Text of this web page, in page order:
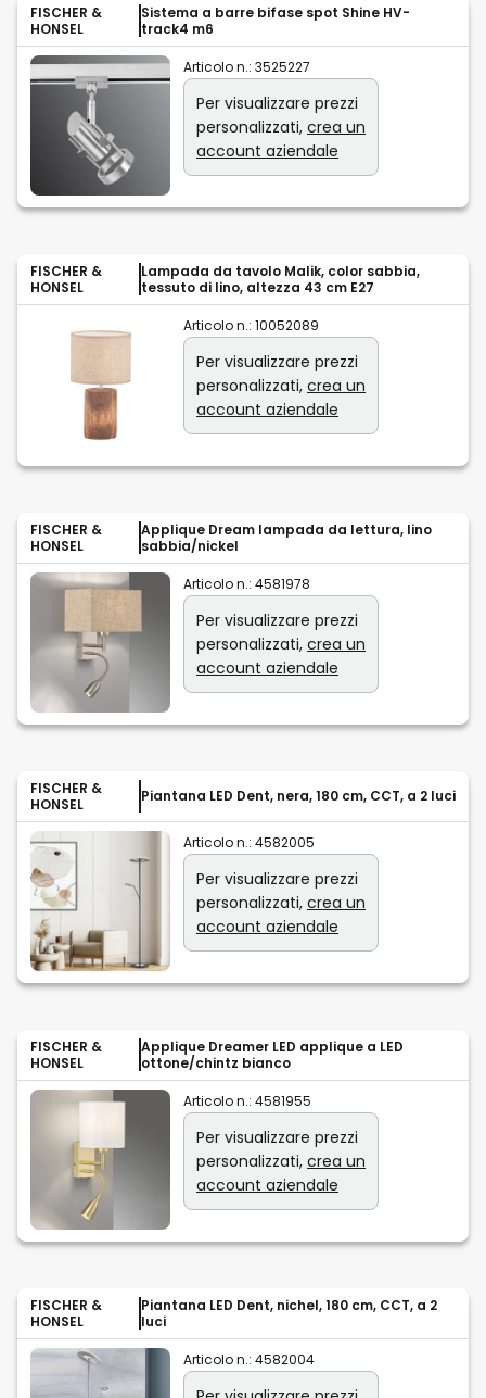
FISCHER &
HONSEL
Sistema a barre bifase spot Shine HV-
track4 m6
Articolo n.: 3525227
Per visualizzare prezzi
personalizzati, crea un
account aziendale
FISCHER &
HONSEL
Lampada da tavolo Malik, color sabbia,
tessuto di lino, altezza 43 cm E27
Articolo n.: 10052089
Per visualizzare prezzi
personalizzati, crea un
account aziendale
FISCHER &
HONSEL
Applique Dream lampada da lettura, lino
sabbia/nickel
Articolo n.: 4581978
Per visualizzare prezzi
personalizzati, crea un
account aziendale
FISCHER &
HONSEL
Piantana LED Dent, nera, 180 cm, CCT, a 2 luci
Articolo n.: 4582005
Per visualizzare prezzi
personalizzati, crea un
account aziendale
FISCHER &
HONSEL
Applique Dreamer LED applique a LED
ottone/chintz bianco
Articolo n.: 4581955
Per visualizzare prezzi
personalizzati, crea un
account aziendale
FISCHER &
HONSEL
Piantana LED Dent, nichel, 180 cm, CCT, a 2
luci
Articolo n.: 4582004